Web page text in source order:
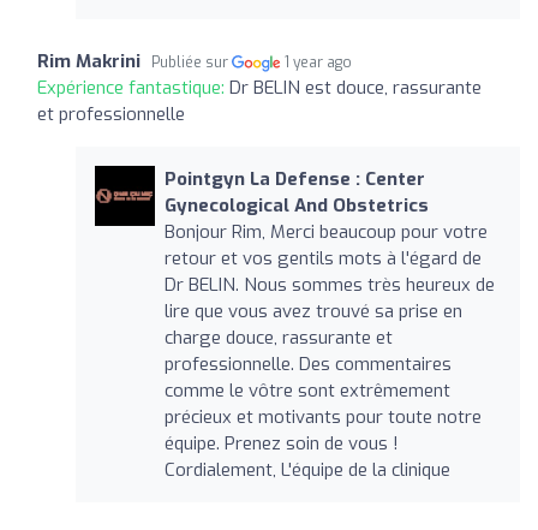
Rim Makrini Publiée sur 1 year ago
Expérience fantastique: Dr BELIN est douce, rassurante
et professionnelle
Pointgyn La Defense : Center
Gynecological And Obstetrics
Bonjour Rim, Merci beaucoup pour votre
retour et vos gentils mots à l'égard de
Dr BELIN. Nous sommes très heureux de
lire que vous avez trouvé sa prise en
charge douce, rassurante et
professionnelle. Des commentaires
comme le vôtre sont extrêmement
précieux et motivants pour toute notre
équipe. Prenez soin de vous !
Cordialement, L'équipe de la clinique